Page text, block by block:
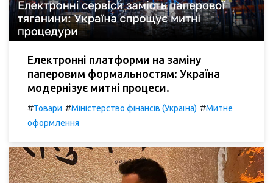
Електронні платформи на заміну
паперовим формальностям: Україна
модернізує митні процеси.
#Товари #Міністерство фінансів (Україна) #Митне
оформлення